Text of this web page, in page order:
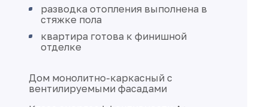
разводка отопления выполнена в
стяжке пола
квартира готова к финишной
отделке
Дом монолитно-каркасный с
вентилируемыми фасадами